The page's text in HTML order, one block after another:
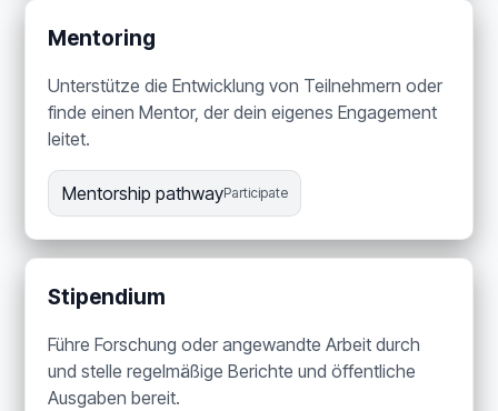
Mentoring
Unterstütze die Entwicklung von Teilnehmern oder
finde einen Mentor, der dein eigenes Engagement
leitet.
Mentorship pathwayParticipate
Stipendium
Führe Forschung oder angewandte Arbeit durch
und stelle regelmäßige Berichte und öffentliche
Ausgaben bereit.